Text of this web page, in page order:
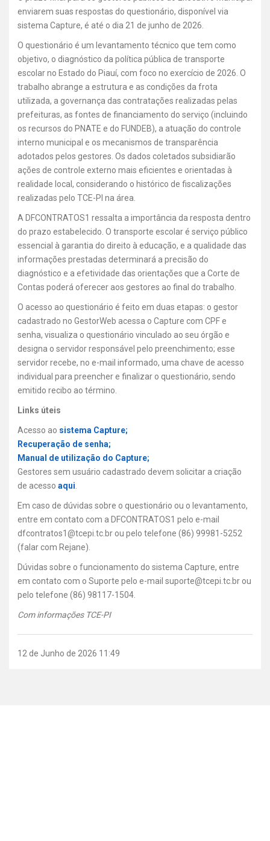
enviarem suas respostas do questionário, disponível via
sistema Capture, é até o dia 21 de junho de 2026.
O questionário é um levantamento técnico que tem como
objetivo, o diagnóstico da política pública de transporte
escolar no Estado do Piauí, com foco no exercício de 2026. O
trabalho abrange a estrutura e as condições da frota
utilizada, a governança das contratações realizadas pelas
prefeituras, as fontes de financiamento do serviço (incluindo
os recursos do PNATE e do FUNDEB), a atuação do controle
interno municipal e os mecanismos de transparência
adotados pelos gestores. Os dados coletados subsidiarão
ações de controle externo mais eficientes e orientadas à
realidade local, considerando o histórico de fiscalizações
realizadas pelo TCE-PI na área.
A DFCONTRATOS1 ressalta a importância da resposta dentro
do prazo estabelecido. O transporte escolar é serviço público
essencial à garantia do direito à educação, e a qualidade das
informações prestadas determinará a precisão do
diagnóstico e a efetividade das orientações que a Corte de
Contas poderá oferecer aos gestores ao final do trabalho.
O acesso ao questionário é feito em duas etapas: o gestor
cadastrado no GestorWeb acessa o Capture com CPF e
senha, visualiza o questionário vinculado ao seu órgão e
designa o servidor responsável pelo preenchimento; esse
servidor recebe, no e-mail informado, uma chave de acesso
individual para preencher e finalizar o questionário, sendo
emitido recibo ao término.
Links úteis
Acesso ao sistema Capture;
Recuperação de senha;
Manual de utilização do Capture;
Gestores sem usuário cadastrado devem solicitar a criação
de acesso aqui
Em caso de dúvidas sobre o questionário ou o levantamento,
entre em contato com a DFCONTRATOS1 pelo e-mail
dfcontratos1@tcepi.tc.br ou pelo telefone (86) 99981-5252
(falar com Rejane).
Dúvidas sobre o funcionamento do sistema Capture, entre
em contato com o Suporte pelo e-mail suporte@tcepi.tc.br ou
pelo telefone (86) 98117-1504.
Com informações TCE-PI
12 de Junho de 2026 11:49